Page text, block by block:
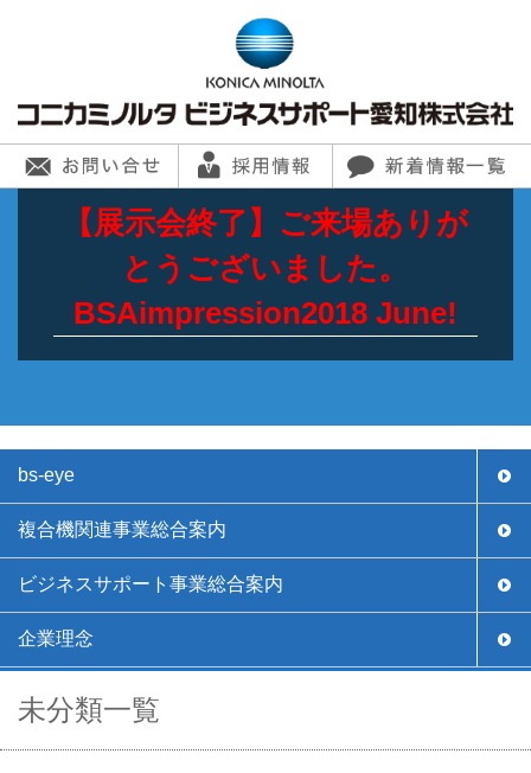
【展示会終了】ご来場ありが
とうございました。
BSAimpression2018 June!
bs-eye
複合機関連事業総合案内
ビジネスサポート事業総合案内
企業理念
未分類一覧